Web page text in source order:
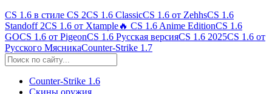
CS 1.6 в стиле CS 2CS 1.6 ClassicCS 1.6 от ZehhsCS 1.6
Standoff 2CS 1.6 от Xtample🔥 CS 1.6 Anime EditionCS 1.6
GOCS 1.6 от PigeonCS 1.6 Русская версияCS 1.6 2025CS 1.6 от
Русского МясникаCounter-Strike 1.7
Counter-Strike 1.6
Скины оружия